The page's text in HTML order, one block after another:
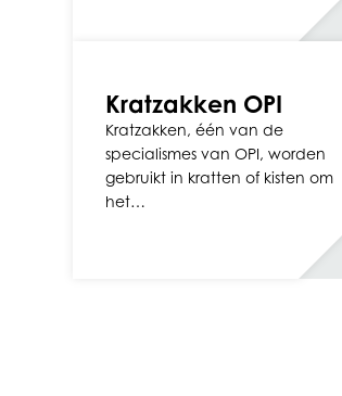
Kratzakken OPI
Kratzakken, één van de
specialismes van OPI, worden
gebruikt in kratten of kisten om
het…